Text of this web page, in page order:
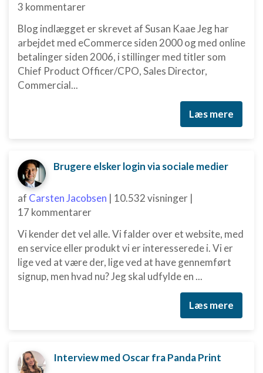
3 kommentarer
Blog indlægget er skrevet af Susan Kaae Jeg har
arbejdet med eCommerce siden 2000 og med online
betalinger siden 2006, i stillinger med titler som
Chief Product Officer/CPO, Sales Director,
Commercial...
Læs mere
Brugere elsker login via sociale medier
af Carsten Jacobsen | 10.532 visninger |
17 kommentarer
Vi kender det vel alle. Vi falder over et website, med
en service eller produkt vi er interesserede i. Vi er
lige ved at være der, lige ved at have gennemført
signup, men hvad nu? Jeg skal udfylde en ...
Læs mere
Interview med Oscar fra Panda Print